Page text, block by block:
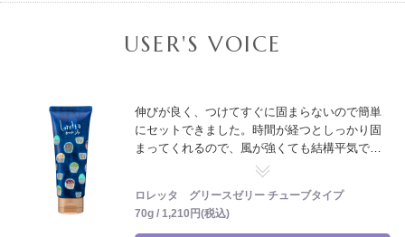
USER'S VOICE
伸びが良く、つけてすぐに固まらないので簡単
にセットできました。時間が経つとしっかり固
まってくれるので、風が強くても結構平気で
す。コンパクトなので旅行に持って行く用にし
と思います。あと香りがいい！
ロレッタ グリースゼリー チューブタイプ
70g / 1,210円(税込)